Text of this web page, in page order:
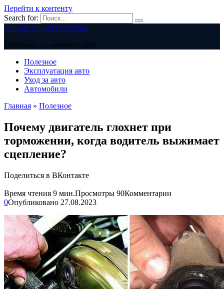
Перейти к контенту
Search for:
Shina26.ru - Автоштучки
Лайфхаки по ремонту авто
Полезное
Эксплуатация авто
Уход за авто
Автомобили
Главная » Полезное
Почему двигатель глохнет при
торможении, когда водитель выжимает
сцепление?
Поделиться в ВКонтакте
Время чтения 9 мин.Просмотры 90Комментарии
0Опубликовано 27.08.2023